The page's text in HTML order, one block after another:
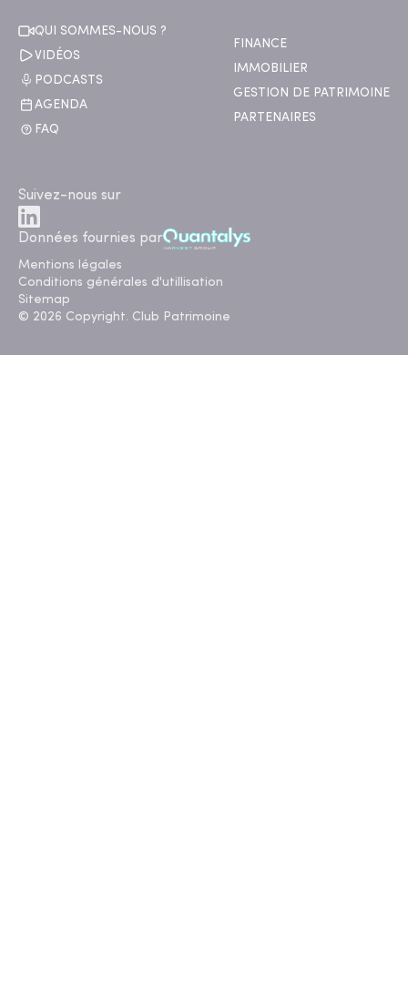
QUI SOMMES-NOUS ?
VIDÉOS
PODCASTS
AGENDA
FAQ
FINANCE
IMMOBILIER
GESTION DE PATRIMOINE
PARTENAIRES
Suivez-nous sur
Données fournies par
Mentions légales
Conditions générales d'utillisation
Sitemap
© 2026 Copyright. Club Patrimoine